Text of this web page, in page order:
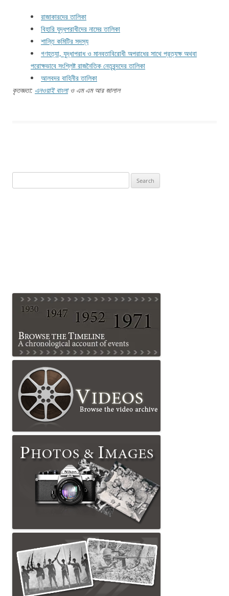
রাজাকারদের তালিকা
বিহারি যুদ্ধপরাধীদের নামের তালিকা
শান্তি কমিটির সদস্য
গণহত্যা, যুদ্ধাপরাধ ও মানবতাবিরোধী অপরাধের সাথে প্রত্যক্ষ অথবা
পরোক্ষভাবে সংশ্লিষ্ট রাজনৈতিক নেতৃবৃন্দদের তালিকা
আলবদর বাহিনীর তালিকা
কৃতজ্ঞতা: এনওয়াই বাংলাও এম এম আর জালাল